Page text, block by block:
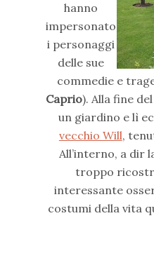
hanno
impersonato
i personaggi
delle sue
commedie e
Caprio). Alla fine
un giardino e lì
vecchio Will,
All’interno, a dir
troppo
interessante
costumi della vita